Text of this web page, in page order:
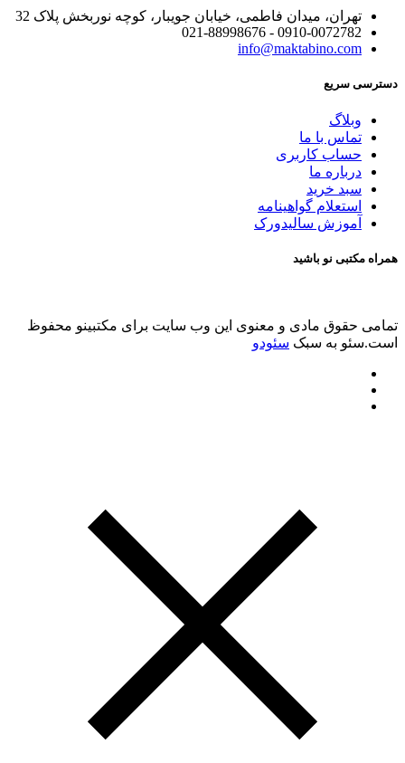
تهران، میدان فاطمی، خیابان جویبار، کوچه نوربخش پلاک 32
0910-0072782 - 021-88998676
info@maktabino.com
دسترسی سریع
وبلاگ
تماس با ما
حساب کاربری
درباره ما
سبد خرید
استعلام گواهینامه
آموزش سالیدورک
همراه مکتبی نو باشید
تمامی حقوق مادی و معنوی این وب سایت برای مکتبینو محفوظ
است.سئو به سبک سئودو